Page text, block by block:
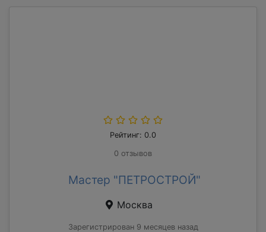
Рейтинг: 0.0
0 отзывов
Мастер "ПЕТРОСТРОЙ"
Москва
Зарегистрирован 9 месяцев назад